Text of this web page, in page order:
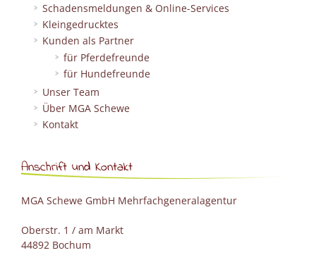
Schadensmeldungen & Online-Services
Kleingedrucktes
Kunden als Partner
für Pferdefreunde
für Hundefreunde
Unser Team
Über MGA Schewe
Kontakt
Anschrift und Kontakt
MGA Schewe GmbH Mehrfachgeneralagentur
Oberstr. 1 / am Markt
44892 Bochum